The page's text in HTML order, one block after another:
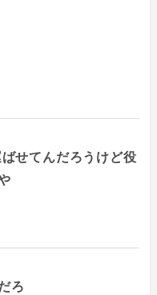
せてんだろうけど役
ろ